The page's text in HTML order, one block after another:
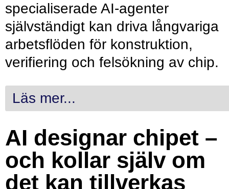
specialiserade AI-agenter
självständigt kan driva långvariga
arbetsflöden för konstruktion,
verifiering och felsökning av chip.
Läs mer...
AI designar chipet –
och kollar själv om
det kan tillverkas